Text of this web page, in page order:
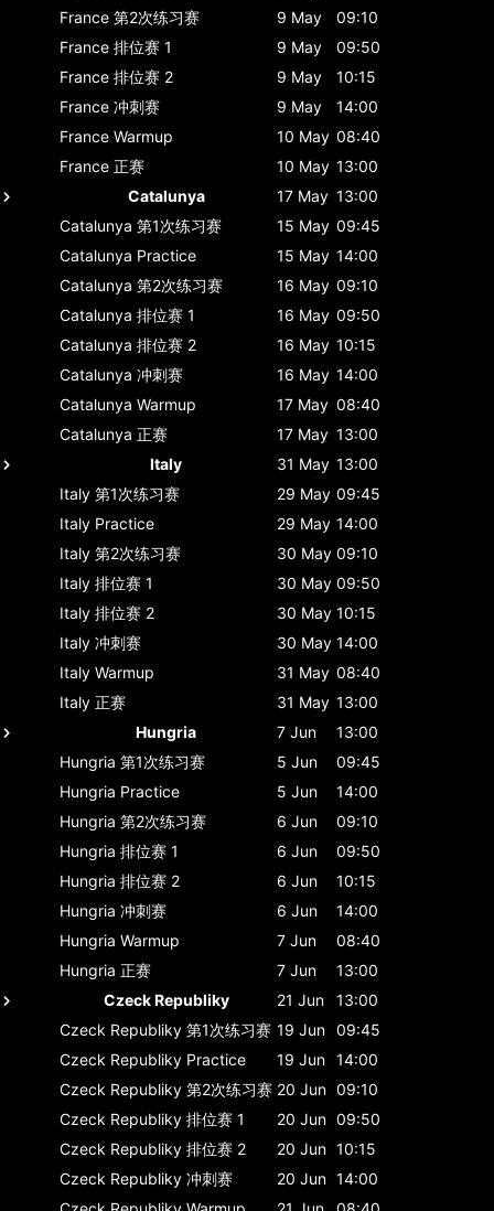
France 第2次练习赛 9 May
09:10
France 排位赛 1 9 May
09:50
France 排位赛 2 9 May
10:15
France 冲刺赛 9 May
14:00
France Warmup 10 May 08:40
France 正赛 10 May 13:00
Catalunya
17 May 13:00
Catalunya 第1次练习赛 15 May 09:45
Catalunya Practice 15 May 14:00
Catalunya 第2次练习赛 16 May 09:10
Catalunya 排位赛 1 16 May 09:50
Catalunya 排位赛 2 16 May 10:15
Catalunya 冲刺赛 16 May 14:00
Catalunya Warmup 17 May 08:40
Catalunya 正赛 17 May 13:00
Italy
31 May 13:00
Italy 第1次练习赛 29 May 09:45
Italy Practice 29 May 14:00
Italy 第2次练习赛 30 May 09:10
Italy 排位赛 1 30 May 09:50
Italy 排位赛 2 30 May 10:15
Italy 冲刺赛 30 May 14:00
Italy Warmup 31 May 08:40
Italy 正赛 31 May 13:00
Hungria
7 Jun
13:00
Hungria 第1次练习赛 5 Jun
09:45
Hungria Practice 5 Jun
14:00
Hungria 第2次练习赛 6 Jun
09:10
Hungria 排位赛 1 6 Jun
09:50
Hungria 排位赛 2 6 Jun
10:15
Hungria 冲刺赛 6 Jun
14:00
Hungria Warmup 7 Jun
08:40
Hungria 正赛 7 Jun
13:00
Czeck Republiky
21 Jun
13:00
Czeck Republiky 第1次练习赛 19 Jun 09:45
Czeck Republiky Practice 19 Jun 14:00
Czeck Republiky 第2次练习赛 20 Jun 09:10
Czeck Republiky 排位赛 1 20 Jun 09:50
Czeck Republiky 排位赛 2 20 Jun 10:15
Czeck Republiky 冲刺赛 20 Jun 14:00